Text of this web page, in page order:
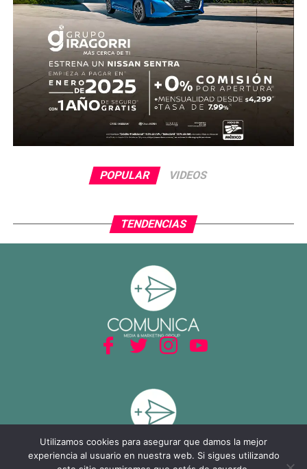
POPULAR VIDEOS
TENDENCIAS
Utilizamos cookies para asegurar que damos la mejor
experiencia al usuario en nuestra web. Si sigues utilizando